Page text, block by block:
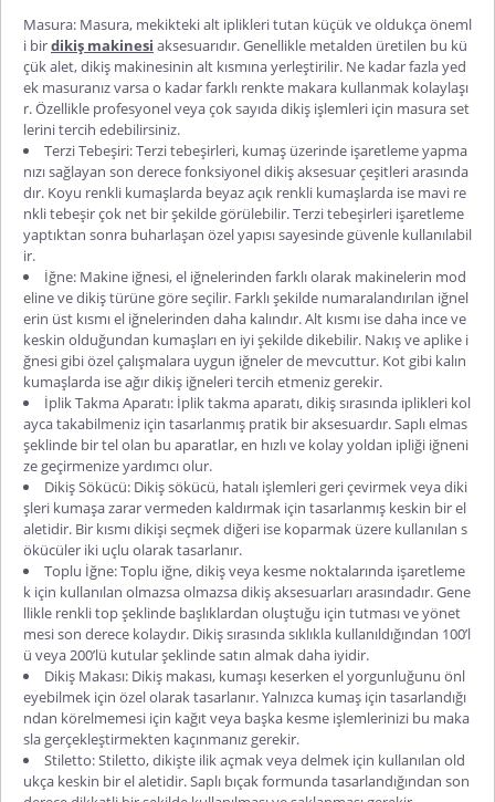
Masura: Masura, mekikteki alt iplikleri tutan küçük ve oldukça öneml
i birdikiş makinesi aksesuarıdır. Genellikle metalden üretilen bu kü
çük alet, dikiş makinesinin alt kısmına yerleştirilir. Ne kadar fazla yed
ek masuranız varsa o kadar farklı renkte makara kullanmak kolaylaşı
r. Özellikle profesyonel veya çok sayıda dikiş işlemleri için masura set
lerini tercih edebilirsiniz.
Terzi Tebeşiri: Terzi tebeşirleri, kumaş üzerinde işaretleme yapma
nızı sağlayan son derece fonksiyonel dikiş aksesuar çeşitleri arasında
dır. Koyu renkli kumaşlarda beyaz açık renkli kumaşlarda ise mavi re
nkli tebeşir çok net bir şekilde görülebilir. Terzi tebeşirleri işaretleme
yaptıktan sonra buharlaşan özel yapısı sayesinde güvenle kullanılabil
ir.
İğne: Makine iğnesi, el iğnelerinden farklı olarak makinelerin mod
eline ve dikiş türüne göre seçilir. Farklı şekilde numaralandırılan iğnel
erin üst kısmı el iğnelerinden daha kalındır. Alt kısmı ise daha ince ve
keskin olduğundan kumaşları en iyi şekilde dikebilir. Nakış ve aplike i
ğnesi gibi özel çalışmalara uygun iğneler de mevcuttur. Kot gibi kalın
kumaşlarda ise ağır dikiş iğneleri tercih etmeniz gerekir.
İplik Takma Aparatı: İplik takma aparatı, dikiş sırasında iplikleri kol
ayca takabilmeniz için tasarlanmış pratik bir aksesuardır. Saplı elmas
şeklinde bir tel olan bu aparatlar, en hızlı ve kolay yoldan ipliği iğneni
ze geçirmenize yardımcı olur.
Dikiş Sökücü: Dikiş sökücü, hatalı işlemleri geri çevirmek veya diki
şleri kumaşa zarar vermeden kaldırmak için tasarlanmış keskin bir el
aletidir. Bir kısmı dikişi seçmek diğeri ise koparmak üzere kullanılan s
ökücüler iki uçlu olarak tasarlanır.
Toplu İğne: Toplu iğne, dikiş veya kesme noktalarında işaretleme
k için kullanılan olmazsa olmazsa dikiş aksesuarları arasındadır. Gene
llikle renkli top şeklinde başlıklardan oluştuğu için tutması ve yönet
mesi son derece kolaydır. Dikiş sırasında sıklıkla kullanıldığından 100’l
ü veya 200’lü kutular şeklinde satın almak daha iyidir.
Dikiş Makası: Dikiş makası, kumaşı keserken el yorgunluğunu önl
eyebilmek için özel olarak tasarlanır. Yalnızca kumaş için tasarlandığı
ndan körelmemesi için kağıt veya başka kesme işlemlerinizi bu maka
sla gerçekleştirmekten kaçınmanız gerekir.
Stiletto: Stiletto, dikişte ilik açmak veya delmek için kullanılan old
ukça keskin bir el aletidir. Saplı bıçak formunda tasarlandığından son